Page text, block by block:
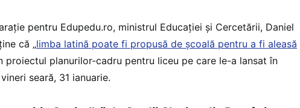
pentru Edupedu.ro, ministrul Educației și Cercetării, Daniel
că „limba latină poate fi propusă de școală pentru a fi aleasă
proiectul planurilor-cadru pentru liceu pe care le-a lansat în
seară, 31 ianuarie.